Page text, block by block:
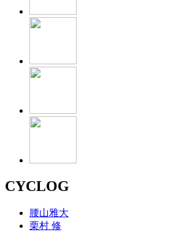
CYCLOG
腰山雅大
栗村 修